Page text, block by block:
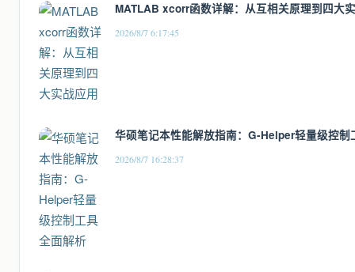
MATLAB xcorr函数详解：从互相关原理到四大
2026/8/7 6:17:45
华硕笔记本性能解放指南：G-Helper轻量级控制
2026/8/7 16:28:37